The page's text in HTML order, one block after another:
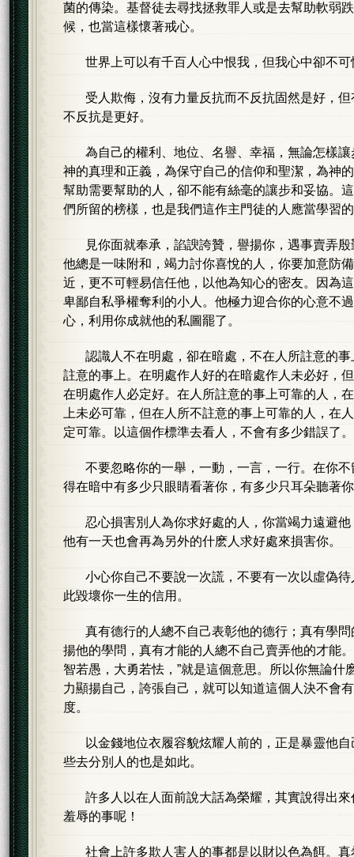
菌的傳染。基督徒去尋找拯救罪人或是去幫助軟弱
候，也當這樣懷著戒心。
世界上可以有千百人心中恨我，但我心中卻不
受人欺侮，沒有力量反抗而不反抗固然是好，
不反抗是更好。
為自己的權利、地位、名譽、幸福，無論怎樣
神的真理和正義，為保守自己的信仰和聖潔，為神
幫助需要幫助的人，卻不能有絲毫的讓步和妥協。
們所留的榜樣，也是我們這作主門徒的人應當學習
見你面就奉承，諂諛誇贊，譽揚你，遇事賣弄
他總是一味附和，竭力討你喜悅的人，你要加意防
近，更不可輕易信任他，以他為知心的密友。因為
卑鄙自私爭權奪利的小人。他極力迎合你的心意不
心，利用你成就他的私圖罷了。
認識人不在明處，卻在暗處，不在人所註意的
註意的事上。在明處作人好的在暗處作人未必好，
在明處作人必定好。在人所註意的事上可靠的人，
上未必可靠，但在人所不註意的事上可靠的人，在
定可靠。以這個作標準去看人，不會有多少錯誤了。
不要忽略你的一舉，一動，一言，一行。在你
得在暗中有多少只眼睛看著你，有多少只耳朵聽著
忍心損害別人為你求好處的人，你當竭力遠避
他有一天也會再為另外的什麽人求好處來損害你。
小心你自己不要說一次謊，不要有一次以虛偽
此毀壞你一生的信用。
真有德行的人總不自己表彰他的德行；真有學
揚他的學問，真有才能的人總不自己賣弄他的才能
智若愚，大勇若怯，”就是這個意思。所以你無論什
力顯揚自己，誇張自己，就可以知道這個人決不會
度。
以金錢地位衣履容貌炫耀人前的，正是暴靈他
些去分別人的也是如此。
許多人以在人面前說大話為榮耀，其實說得出
羞辱的事呢！
社會上許多欺人害人的事都是以財以色為餌。